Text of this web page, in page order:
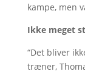
kampe, men
Ikke meget
“Det bliver
træner,